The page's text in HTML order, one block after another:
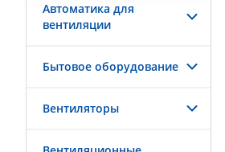
Автоматика для
вентиляции
Бытовое оборудование
Вентиляторы